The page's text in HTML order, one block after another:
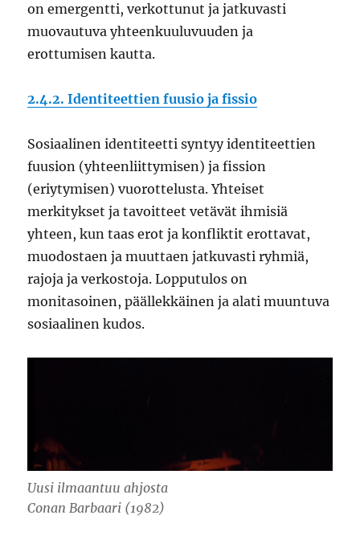
on emergentti, verkottunut ja jatkuvasti
muovautuva yhteenkuuluvuuden ja
erottumisen kautta.
2.4.2. Identiteettien fuusio ja fissio
Sosiaalinen identiteetti syntyy identiteettien
fuusion (yhteenliittymisen) ja fission
(eriytymisen) vuorottelusta. Yhteiset
merkitykset ja tavoitteet vetävät ihmisiä
yhteen, kun taas erot ja konfliktit erottavat,
muodostaen ja muuttaen jatkuvasti ryhmiä,
rajoja ja verkostoja. Lopputulos on
monitasoinen, päällekkäinen ja alati muuntuva
sosiaalinen kudos.
Uusi ilmaantuu ahjosta
Conan Barbaari (1982)